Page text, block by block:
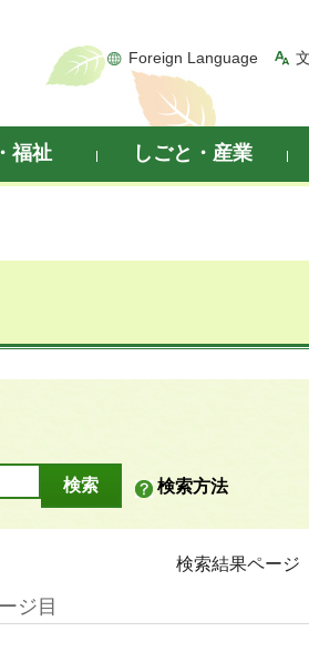
Foreign Language
福祉 しごと・産業
検索方法
検索結果ページ
ジ目